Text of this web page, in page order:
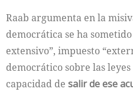
Raab argumenta en la
democrática se ha
extensivo”, impuesto
democrático sobre las
capacidad de salir de ese